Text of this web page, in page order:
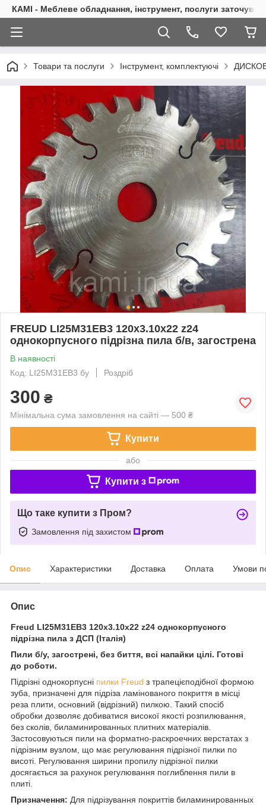
КАМІ - Меблеве обладнання, інструмент, послуги
Товари та послуги Інструмент, комплектуючі
FREUD LI25M31EВ3 120х3.10х22 z24
однокорпусного підрізна пила б/в, загострена
В наявності
Код: LI25M31EВ3 бу
Роздріб
300 ₴
Мінімальна сума замовлення на сайті — 500 ₴
Купити
або
Купити з
Що таке купити з Пром?
Замовлення під захистом
Опис Характеристики Доставка Оплата Умови
Опис
Freud LI25M31EВ3 120х3.10х22 z24 однокорпусного
підрізна пила з ДСП (Італія)
Пили б/у, загострені, без биття, всі напайки цілі. Готові
до роботи.
Підрізні однокорпусні пилки Freud з трапецієподібної формою
зуба, призначені для підріза ламінованого покриття в місці
реза плити, основний (відрізний) пилкою. Такий спосіб
обробки дозволяє добиватися високої якості розпилювання,
без сколів, биламинированных плитних матеріалів.
Застосовуються пили на форматно-раскроечних верстатах з
підрізним вузлом, що має регулювання підрізної пилки по
висоті. Регулювання ширини пропилу підрізної пилки
досягається за рахунок регулювання поглиблення пили в
плиті.
Призначення: Для підрізування покриттів биламинированных